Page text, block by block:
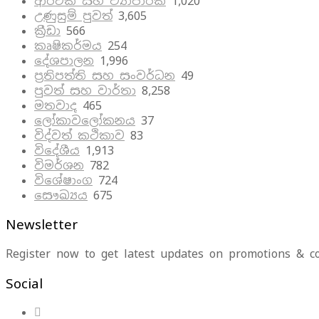
උණුසුම් පුවත් 3,605
ක්‍රීඩා 566
කෘෂිකර්මය 254
දේශපාලන 1,996
ප්‍රතිපත්ති සහ සංවර්ධන 49
පුවත් සහ වාර්තා 8,258
මතවාද 465
ලෝකාවලෝකනය 37
විද්වත් කථිකාව 83
විදේශීය 1,913
විමර්ශන 782
විශේෂාංග 724
සෞඛ්‍යය 675
Newsletter
Register now to get latest updates on promotions &
Social